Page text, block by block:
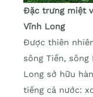
Đặc trưng miệt
Vĩnh Long
Được thiên
sông Tiền,
Long sở hữu
tiếng cả nước: